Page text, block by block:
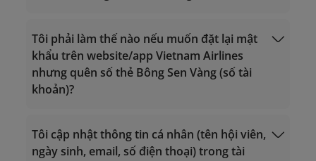
Tìm hiểu thêm
Sử dụng dặm.
Email:
vip.lotusmiles@vietnamairlines.com
(dành cho hội viên Triệu Dặm, Bạch
Kim, Vàng);
ký);
2. Liên hệchi nhánh của Vietnam Airlines
vip.lotusmiles@vietnamairlines.com
(dành cho hội viên Triệu Dặm, Bạch
Kim, Vàng);
lotusmiles@vietnamairlines.com
2. Liên hệchi nhánh của Vietnam Airlinesđể
được hướng dẫn trực tiếp.
Tôi phải làm thế nào nếu muốn đặt lại mật
khẩu trên website/app Vietnam Airlines
nhưng quên số thẻ Bông Sen Vàng (số tài
khoản)?
Đăng nhập
Tôi cập nhật thông tin cá nhân (tên hội viên,
ngày sinh, email, số điện thoại) trong tài